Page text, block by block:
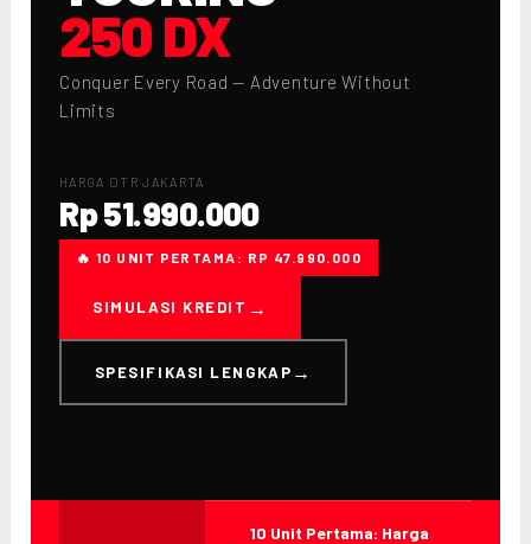
250 DX
Conquer Every Road — Adventure Without
Limits
HARGA OTR JAKARTA
Rp 51.990.000
🔥 10 UNIT PERTAMA: RP 47.990.000
SIMULASI KREDIT
SPESIFIKASI LENGKAP
10 Unit Pertama: Harga